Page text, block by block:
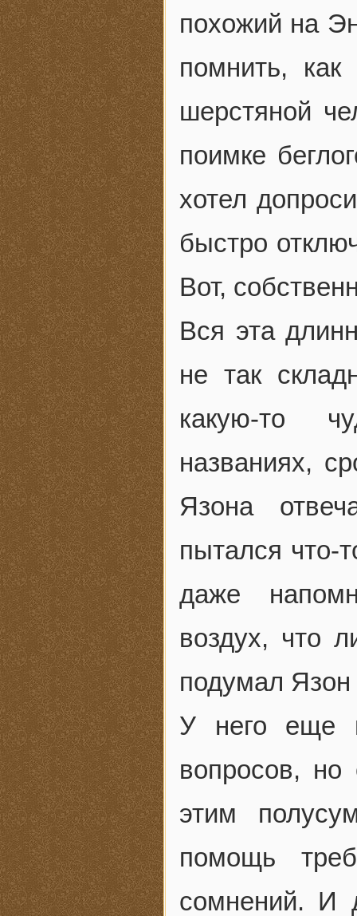
похожий на
помнить,
шерстяной
поимке
хотел
быстро
Вот,
Вся эта
не так
какую-то
названиях,
Язона
пытался что-
даже
воздух, что
подумал Язон
У него еще
вопросов, но
этим
помощь
сомнений. И